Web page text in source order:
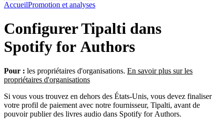
AccueilPromotion et analyses
Configurer Tipalti dans
Spotify for Authors
Pour : les propriétaires d'organisations. En savoir plus sur les
propriétaires d'organisations
Si vous vous trouvez en dehors des États-Unis, vous devez finaliser
votre profil de paiement avec notre fournisseur, Tipalti, avant de
pouvoir publier des livres audio dans Spotify for Authors.